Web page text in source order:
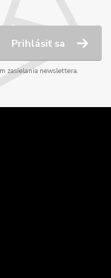
Prihlásiť sa
zasielania newslettera.